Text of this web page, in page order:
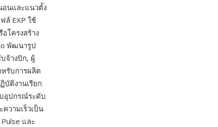
อนและแนวตั้ง
ล์ EXP ใช้
โครงสร้าง
พัฒนารูป
จ้างปัก, ผู้
รับการผลิต
ติงานเรียก
อุปกรณ์ระดับ
วามเร็วเป็น
และ